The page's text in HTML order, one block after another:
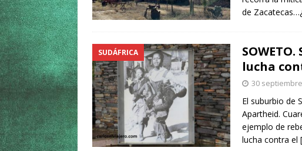
de
SUDÁFRICA
lucha
30
El suburbio de
Apartheid.
ejemplo de
lucha contra el